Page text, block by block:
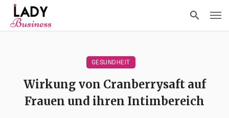
GESUNDHEIT
Wirkung von Cranberrysaft auf
Frauen und ihren Intimbereich